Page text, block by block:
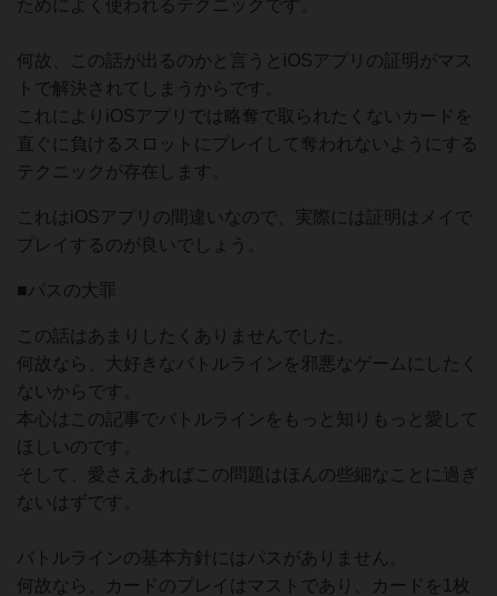
ためによく使われるテクニックです。
何故、この話が出るのかと言うとiOSアプリの証明がマス
トで解決されてしまうからです。
これによりiOSアプリでは略奪で取られたくないカードを
直ぐに負けるスロットにプレイして奪われないようにする
テクニックが存在します。
これはiOSアプリの間違いなので、実際には証明はメイで
プレイするのが良いでしょう。
■パスの大罪
この話はあまりしたくありませんでした。
何故なら、大好きなバトルラインを邪悪なゲームにしたく
ないからです。
本心はこの記事でバトルラインをもっと知りもっと愛して
ほしいのです。
そして、愛さえあればこの問題はほんの些細なことに過ぎ
ないはずです。
バトルラインの基本方針にはパスがありません。
何故なら、カードのプレイはマストであり、カードを1枚